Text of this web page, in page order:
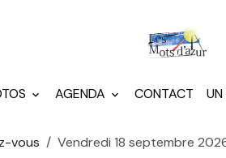
AGENDA CONTACT
vous Vendredi 18 septembre